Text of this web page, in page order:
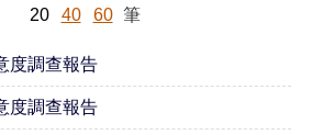
20
40 60 筆
度調查報告
度調查報告